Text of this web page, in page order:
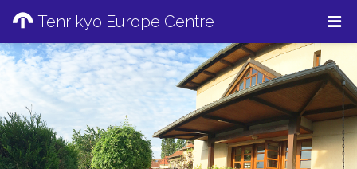
Tenrikyo Europe Centre